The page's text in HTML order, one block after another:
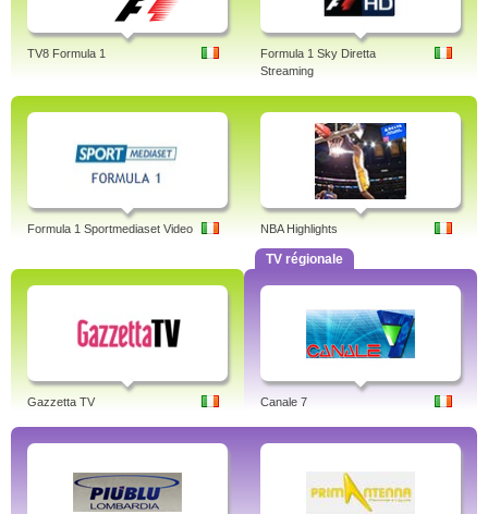
TV8 Formula 1
Formula 1 Sky Diretta
Streaming
Formula 1 Sportmediaset Video NBA Highlights
Gazzetta TV
TV régionale
Canale 7